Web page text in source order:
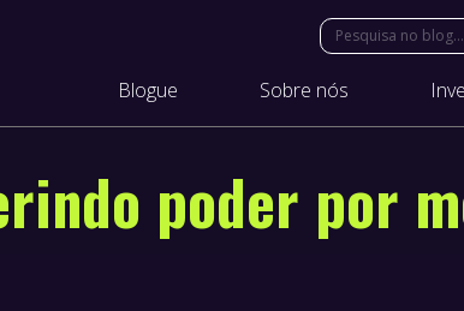
Search:
Blogue Sobre nós
poder por